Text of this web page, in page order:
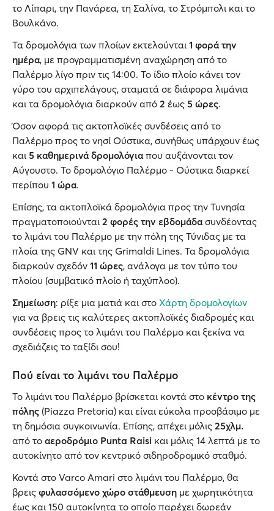
το Λίπαρι, την Πανάρεα, τη Σαλίνα, το Στρόμπολι και το
Βουλκάνο.
Τα δρομολόγια των πλοίων εκτελούνται 1 φορά την
ημέρα, με προγραμματισμένη αναχώρηση από το
Παλέρμο λίγο πριν τις 14:00. Το ίδιο πλοίο κάνει τον
γύρο του αρχιπελάγους, σταματά σε διάφορα λιμάνια
και τα δρομολόγια διαρκούν από 2 έως 5 ώρες.
Όσον αφορά τις ακτοπλοϊκές συνδέσεις από το
Παλέρμο προς το νησί Ούστικα, συνήθως υπάρχουν έως
και 5 καθημερινά δρομολόγιαπου αυξάνονται τον
Αύγουστο. Το δρομολόγιο Παλέρμο - Ούστικα διαρκεί
περίπου 1 ώρα.
Επίσης, τα ακτοπλοϊκά δρομολόγια προς την Τυνησία
πραγματοποιούνται 2 φορές την εβδομάδασυνδέοντας
το λιμάνι του Παλέρμο με την πόλη της Τύνιδας με τα
πλοία της GNV και της Grimaldi Lines. Τα δρομολόγια
διαρκούν σχεδόν 11 ώρες, ανάλογα με τον τύπο του
πλοίου (συμβατικό πλοίο ή ταχύπλοο).
Σημείωση: ρίξε μια ματιά και στο Χάρτη δρομολογίων
για να βρεις τις καλύτερες ακτοπλοϊκές διαδρομές και
συνδέσεις προς το λιμάνι του Παλέρμο και ξεκίνα να
σχεδιάζεις το ταξίδι σου!
Πού είναι το λιμάνι του Παλέρμο
Το λιμάνι του Παλέρμο βρίσκεται κοντά στο κέντρο της
πόλης (Piazza Pretoria) και είναι εύκολα προσβάσιμο με
τη δημόσια συγκοινωνία. Επίσης, απέχει μόλις 25χλμ.
από το αεροδρόμιο Punta Raisi και μόλις 14 λεπτά με το
αυτοκίνητο από τον κεντρικό σιδηροδρομικό σταθμό.
Κοντά στο Varco Amari στο λιμάνι του Παλέρμο, θα
βρεις φυλασσόμενο χώρο στάθμευση με χωρητικότητα
έως και 150 αυτοκίνητα το οποίο παρέχει δωρεάν